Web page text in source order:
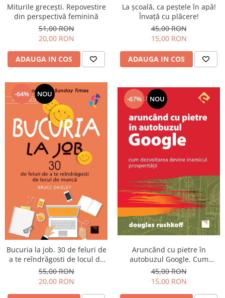
Miturile grecești. Repovestire
din perspectivă feminină
51,00 RON
20,00 RON
ADAUGA IN COS
La școală, ca peștele în apă!
Învață cu plăcere!
45,00 RON
15,00 RON
ADAUGA IN COS
-64% NOU
Bucuria la job. 30 de feluri de
a te reîndrăgosti de locul de
muncă
55,00 RON
20,00 RON
-67% NOU
Aruncând cu pietre în
autobuzul Google. Cum
dezvoltarea devine inamicul
prosperităţii
45,00 RON
15,00 RON